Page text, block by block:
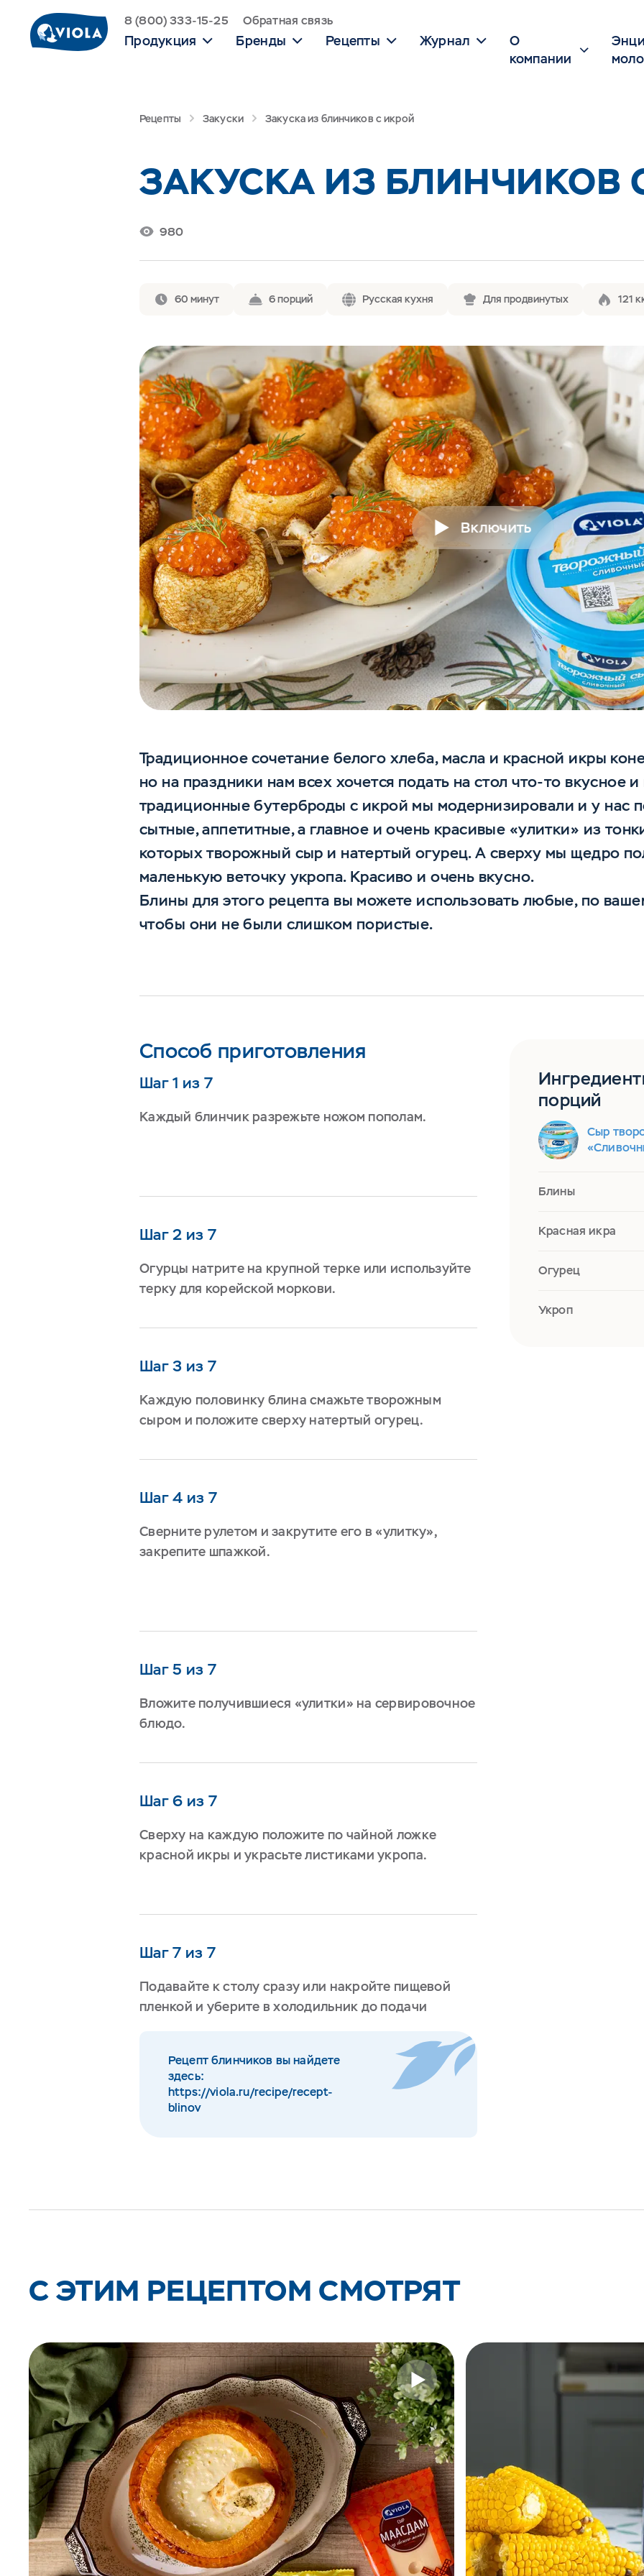
8 (800) 333-15-25 Обратная связь
Продукция Бренды Рецепты Журнал
О
компании
Рецепты Закуски Закуска из блинчиков с икрой
ЗАКУСКА ИЗ БЛИНЧИКОВ
980
60 минут 6 порций Русская кухня Для продвинутых 121
Включить
Традиционное сочетание белого хлеба, масла и красной икры
но на праздники нам всех хочется подать на стол что-то вкусное
традиционные бутерброды с икрой мы модернизировали и у нас
сытные, аппетитные, а главное и очень красивые «улитки» из
которых творожный сыр и натертый огурец. А сверху мы щедро
маленькую веточку укропа. Красиво и очень вкусно.
Блины для этого рецепта вы можете использовать любые, по
чтобы они не были слишком пористые.
Способ приготовления
Шаг 1 из 7
Каждый блинчикразрежьте ножом пополам.
Шаг 2 из 7
Огурцы натрите на крупной терке или используйте
терку для корейской моркови.
Шаг 3 из 7
Каждую половинку блина смажьте творожным
сыром и положите сверху натертый огурец.
Шаг 4 из 7
Сверните рулетом и закрутите его в «улитку»,
закрепите шпажкой.
Шаг 5 из 7
Вложите получившиеся «улитки» на сервировочное
блюдо.
Шаг 6 из 7
Сверху на каждую положите по чайной ложке
красной икры и украсьте листиками укропа.
Шаг 7 из 7
Подавайте к столу сразу или накройте пищевой
пленкой и уберите в холодильник до подачи
Рецепт блинчиков вы найдете
здесь:
https://viola.ru/recipe/recept-
blinov
порций
Сыр
Блины
Красная икра
Огурец
Укроп
C ЭТИМ РЕЦЕПТОМ СМОТРЯТ